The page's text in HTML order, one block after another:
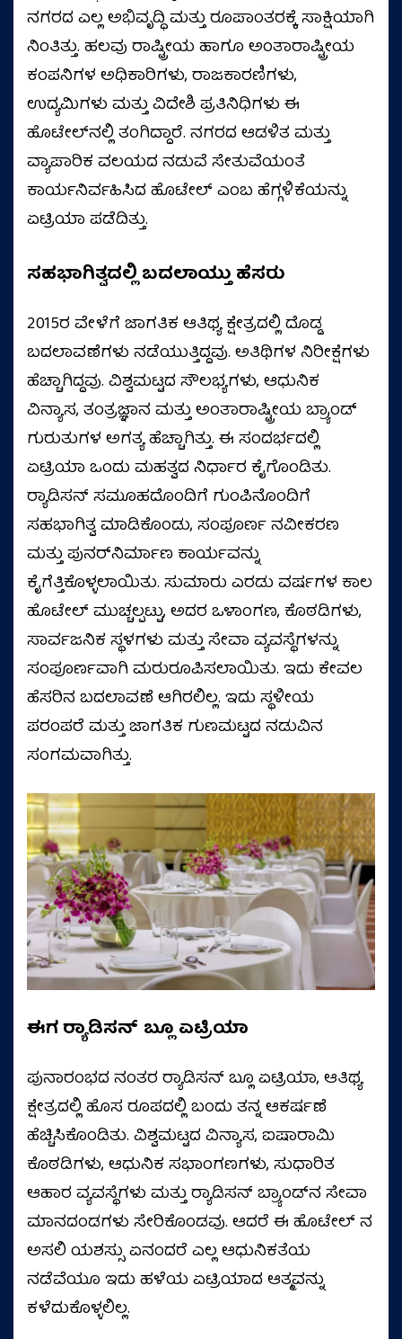
ನಗರದ ಎಲ್ಲ ಅಭಿವೃದ್ಧಿ ಮತ್ತು ರೂಪಾಂತರಕ್ಕೆ ಸಾಕ್ಷಿಯಾಗಿ
ನಿಂತಿತ್ತು. ಹಲವು ರಾಷ್ಟ್ರೀಯ ಹಾಗೂ ಅಂತಾರಾಷ್ಟ್ರೀಯ
ಕಂಪನಿಗಳ ಅಧಿಕಾರಿಗಳು, ರಾಜಕಾರಣಿಗಳು,
ಉದ್ಯಮಿಗಳು ಮತ್ತು ವಿದೇಶಿ ಪ್ರತಿನಿಧಿಗಳು ಈ
ಹೊಟೇಲ್‌ನಲ್ಲಿ ತಂಗಿದ್ದಾರೆ. ನಗರದ ಆಡಳಿತ ಮತ್ತು
ವ್ಯಾಪಾರಿಕ ವಲಯದ ನಡುವೆ ಸೇತುವೆಯಂತೆ
ಕಾರ್ಯನಿರ್ವಹಿಸಿದ ಹೊಟೇಲ್ ಎಂಬ ಹೆಗ್ಗಳಿಕೆಯನ್ನು
ಏಟ್ರಿಯಾ ಪಡೆದಿತ್ತು.
ಸಹಭಾಗಿತ್ವದಲ್ಲಿ ಬದಲಾಯ್ತು ಹೆಸರು
2015ರ ವೇಳೆಗೆ ಜಾಗತಿಕ ಆತಿಥ್ಯ ಕ್ಷೇತ್ರದಲ್ಲಿ ದೊಡ್ಡ
ಬದಲಾವಣೆಗಳು ನಡೆಯುತ್ತಿದ್ದವು. ಅತಿಥಿಗಳ ನಿರೀಕ್ಷೆಗಳು
ಹೆಚ್ಚಾಗಿದ್ದವು. ವಿಶ್ವಮಟ್ಟದ ಸೌಲಭ್ಯಗಳು, ಆಧುನಿಕ
ವಿನ್ಯಾಸ, ತಂತ್ರಜ್ಞಾನ ಮತ್ತು ಅಂತಾರಾಷ್ಟ್ರೀಯ ಬ್ರ್ಯಾಂಡ್
ಗುರುತುಗಳ ಅಗತ್ಯ ಹೆಚ್ಚಾಗಿತ್ತು. ಈ ಸಂದರ್ಭದಲ್ಲಿ
ಏಟ್ರಿಯಾ ಒಂದು ಮಹತ್ವದ ನಿರ್ಧಾರ ಕೈಗೊಂಡಿತು.
ರ‍್ಯಾಡಿಸನ್ ಸಮೂಹದೊಂದಿಗೆ ಗುಂಪಿನೊಂದಿಗೆ
ಸಹಭಾಗಿತ್ವ ಮಾಡಿಕೊಂಡು, ಸಂಪೂರ್ಣ ನವೀಕರಣ
ಮತ್ತು ಪುನರ್‌ನಿರ್ಮಾಣ ಕಾರ್ಯವನ್ನು
ಕೈಗೆತ್ತಿಕೊಳ್ಳಲಾಯಿತು. ಸುಮಾರು ಎರಡು ವರ್ಷಗಳ ಕಾಲ
ಹೊಟೇಲ್ ಮುಚ್ಚಲ್ಪಟ್ಟು, ಅದರ ಒಳಾಂಗಣ, ಕೊಠಡಿಗಳು,
ಸಾರ್ವಜನಿಕ ಸ್ಥಳಗಳು ಮತ್ತು ಸೇವಾ ವ್ಯವಸ್ಥೆಗಳನ್ನು
ಸಂಪೂರ್ಣವಾಗಿ ಮರುರೂಪಿಸಲಾಯಿತು. ಇದು ಕೇವಲ
ಹೆಸರಿನ ಬದಲಾವಣೆ ಆಗಿರಲಿಲ್ಲ. ಇದು ಸ್ಥಳೀಯ
ಪರಂಪರೆ ಮತ್ತು ಜಾಗತಿಕ ಗುಣಮಟ್ಟದ ನಡುವಿನ
ಸಂಗಮವಾಗಿತ್ತು.
ಈಗ ರ‍್ಯಾಡಿಸನ್ ಬ್ಲೂ ಏಟ್ರಿಯಾ
ಪುನಾರಂಭದ ನಂತರ ರ‍್ಯಾಡಿಸನ್ ಬ್ಲೂ ಏಟ್ರಿಯಾ, ಆತಿಥ್ಯ
ಕ್ಷೇತ್ರದಲ್ಲಿ ಹೊಸ ರೂಪದಲ್ಲಿ ಬಂದು ತನ್ನ ಆಕರ್ಷಣೆ
ಹೆಚ್ಚಿಸಿಕೊಂಡಿತು. ವಿಶ್ವಮಟ್ಟದ ವಿನ್ಯಾಸ, ಐಷಾರಾಮಿ
ಕೊಠಡಿಗಳು, ಆಧುನಿಕ ಸಭಾಂಗಣಗಳು, ಸುಧಾರಿತ
ಆಹಾರ ವ್ಯವಸ್ಥೆಗಳು ಮತ್ತು ರ‍್ಯಾಡಿಸನ್ ಬ್ರ್ಯಾಂಡ್‌ನ ಸೇವಾ
ಮಾನದಂಡಗಳು ಸೇರಿಕೊಂಡವು. ಆದರೆ ಈ ಹೊಟೇಲ್ ನ
ಅಸಲಿ ಯಶಸ್ಸು ಏನಂದರೆ ಎಲ್ಲ ಆಧುನಿಕತೆಯ
ನಡೆವೆಯೂ ಇದು ಹಳೆಯ ಏಟ್ರಿಯಾದ ಆತ್ಮವನ್ನು
ಕಳೆದುಕೊಳ್ಳಲಿಲ್ಲ.